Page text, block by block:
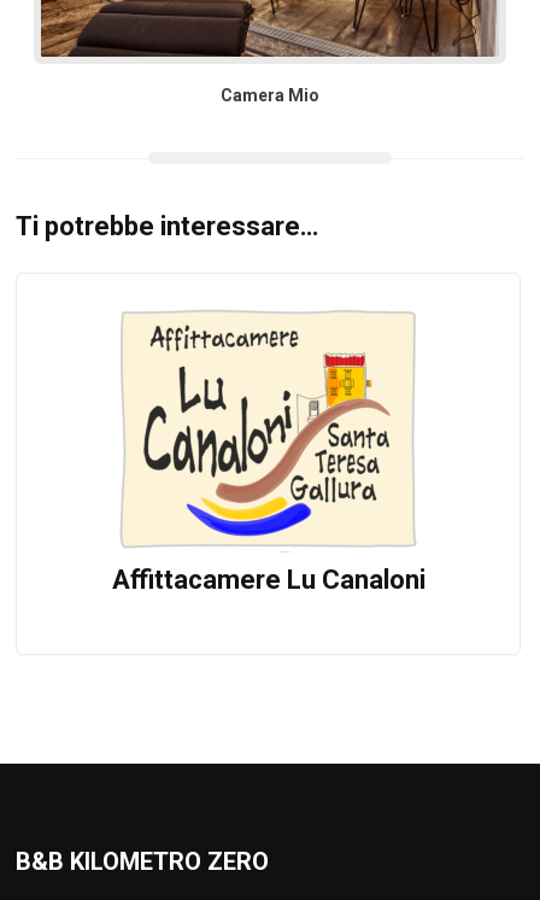
Camera Mio
Ti potrebbe interessare…
Affittacamere Lu Canaloni
B&B KILOMETRO ZERO